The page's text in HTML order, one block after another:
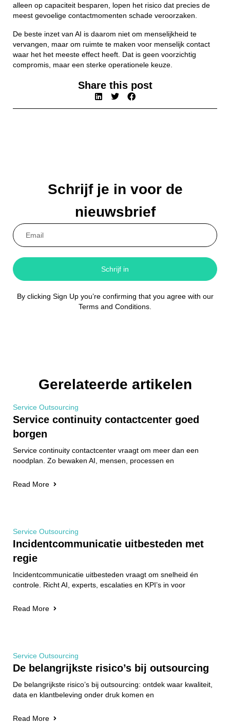
alleen op capaciteit besparen, lopen het risico dat precies de
meest gevoelige contactmomenten schade veroorzaken.
De beste inzet van AI is daarom niet om menselijkheid te
vervangen, maar om ruimte te maken voor menselijk contact
waar het het meeste effect heeft. Dat is geen voorzichtig
compromis, maar een sterke operationele keuze.
Share this post
Schrijf je in voor de
nieuwsbrief
Schrijf in
By clicking Sign Up you’re confirming that you agree with our
Terms and Conditions.
Gerelateerde artikelen
Service Outsourcing
Service continuity contactcenter goed
borgen
Service continuity contactcenter vraagt om meer dan een
noodplan. Zo bewaken AI, mensen, processen en
Read More
Service Outsourcing
Incidentcommunicatie uitbesteden met
regie
Incidentcommunicatie uitbesteden vraagt om snelheid én
controle. Richt AI, experts, escalaties en KPI’s in voor
Read More
Service Outsourcing
De belangrijkste risico’s bij outsourcing
De belangrijkste risico’s bij outsourcing: ontdek waar kwaliteit,
data en klantbeleving onder druk komen en
Read More